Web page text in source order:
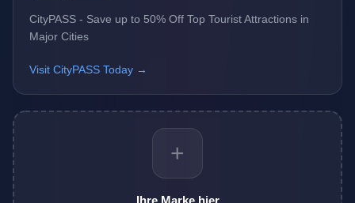
CityPASS - Save up to 50% Off Top Tourist Attractions in
Major Cities
Visit CityPASS Today →
+